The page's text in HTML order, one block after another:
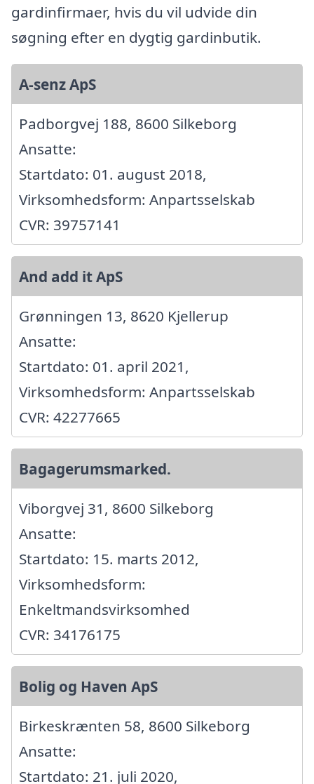
gardinfirmaer, hvis du vil udvide din
søgning efter en dygtig gardinbutik.
A-senz ApS
Padborgvej 188, 8600 Silkeborg
Ansatte:
Startdato: 01. august 2018,
Virksomhedsform: Anpartsselskab
CVR: 39757141
And add it ApS
Grønningen 13, 8620 Kjellerup
Ansatte:
Startdato: 01. april 2021,
Virksomhedsform: Anpartsselskab
CVR: 42277665
Bagagerumsmarked.
Viborgvej 31, 8600 Silkeborg
Ansatte:
Startdato: 15. marts 2012,
Virksomhedsform:
Enkeltmandsvirksomhed
CVR: 34176175
Bolig og Haven ApS
Birkeskrænten 58, 8600 Silkeborg
Ansatte:
Startdato: 21. juli 2020,